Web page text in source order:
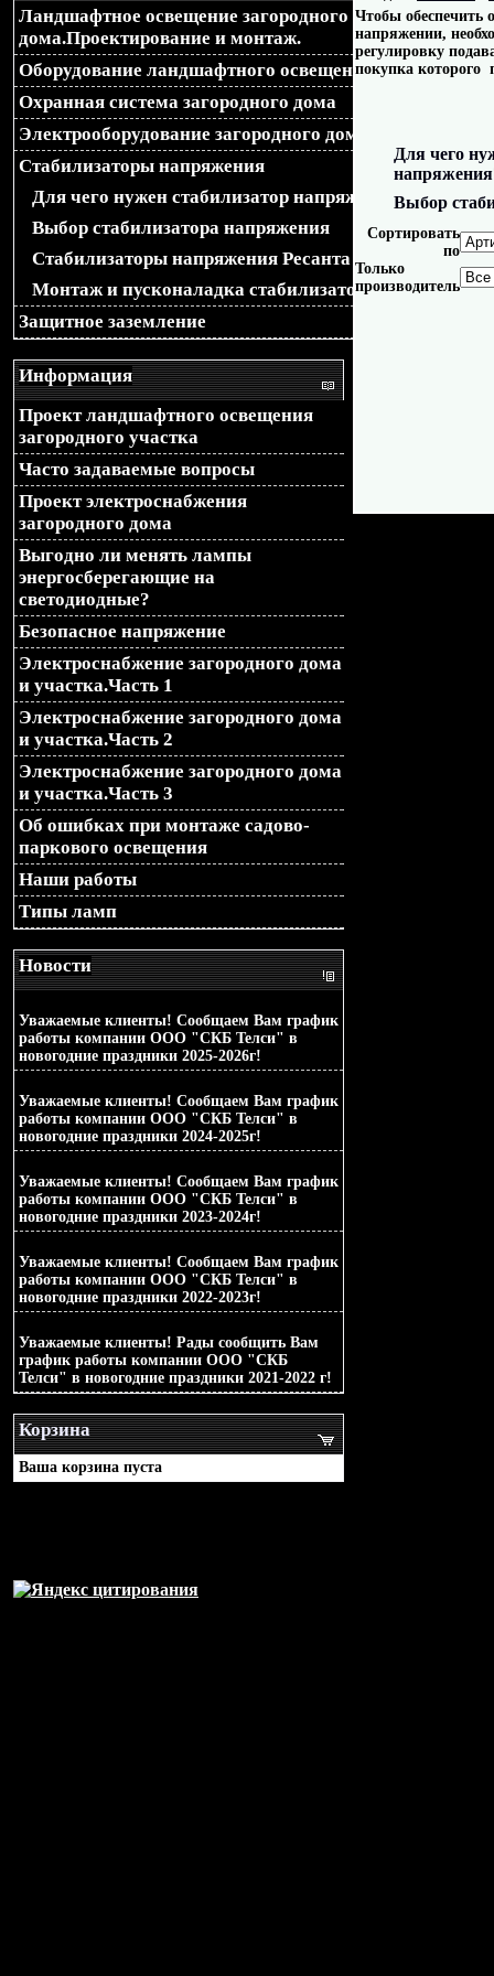
браузера), передаваемой
перенаправление на
$mobileDesignName
'Opera M', 'Symbian',
'WP7', 'WP8', 'Fennec/',
'HTC_', );
{ foreach($phones_ua as
false){ $loc =
$newLoc =
$newLoc =
header("Location:
Ландшафтное освещение загородного
дома.Проектирование и монтаж.
Оборудование ландшафтного освещения
Охранная система загородного дома
Электрооборудование загородного дома
Стабилизаторы напряжения
Для чего нужен стабилизатор напряжения?
Выбор стабилизатора напряжения
Cтабилизаторы напряжения Ресанта
Монтаж и пусконаладка стабилизаторов
Защитное заземление
Информация
Проект ландшафтного освещения
загородного участка
Часто задаваемые вопросы
Проект электроснабжения
загородного дома
Выгодно ли менять лампы
энергосберегающие на
светодиодные?
Безопасное напряжение
Электроснабжение загородного дома
и участка.Часть 1
Электроснабжение загородного дома
и участка.Часть 2
Электроснабжение загородного дома
и участка.Часть 3
Об ошибках при монтаже садово-
паркового освещения
Наши работы
Типы ламп
Новости
Уважаемые клиенты! Сообщаем Вам график
работы компании ООО "СКБ Телси" в
новогодние праздники 2025-2026г!
Уважаемые клиенты! Сообщаем Вам график
работы компании ООО "СКБ Телси" в
новогодние праздники 2024-2025г!
Уважаемые клиенты! Сообщаем Вам график
работы компании ООО "СКБ Телси" в
новогодние праздники 2023-2024г!
Уважаемые клиенты! Сообщаем Вам график
работы компании ООО "СКБ Телси" в
новогодние праздники 2022-2023г!
Уважаемые клиенты! Рады сообщить Вам
график работы компании ООО "СКБ
Телси" в новогодние праздники 2021-2022 г!
Корзина
Ваша корзина пуста
Чтобы обеспечить
напряжении,
регулировку
покупка которого
Для чего
Выбор
Сортировать
по
Только
производитель